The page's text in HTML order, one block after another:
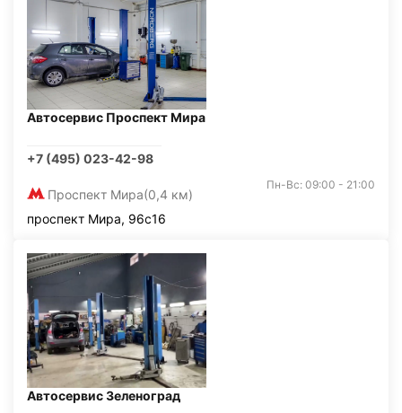
Автосервис Проспект Мира
+7 (495) 023-42-98
Проспект Мира(0,4 км)
Пн-Вс: 09:00 - 21:00
проспект Мира, 96с16
Автосервис Зеленоград